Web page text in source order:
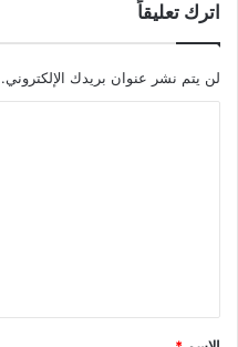
اترك تعليقاً
لن يتم نشر عنوان بريدك الإلكتروني.
ق